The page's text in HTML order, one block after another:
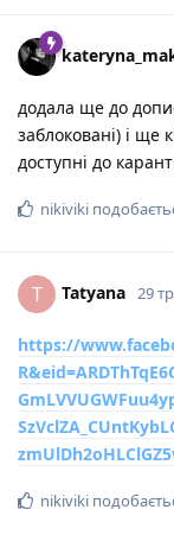
додала ще до
заблоковані) і ще
доступні до
nikiviki
T Tatyana 29
https://
nikiviki